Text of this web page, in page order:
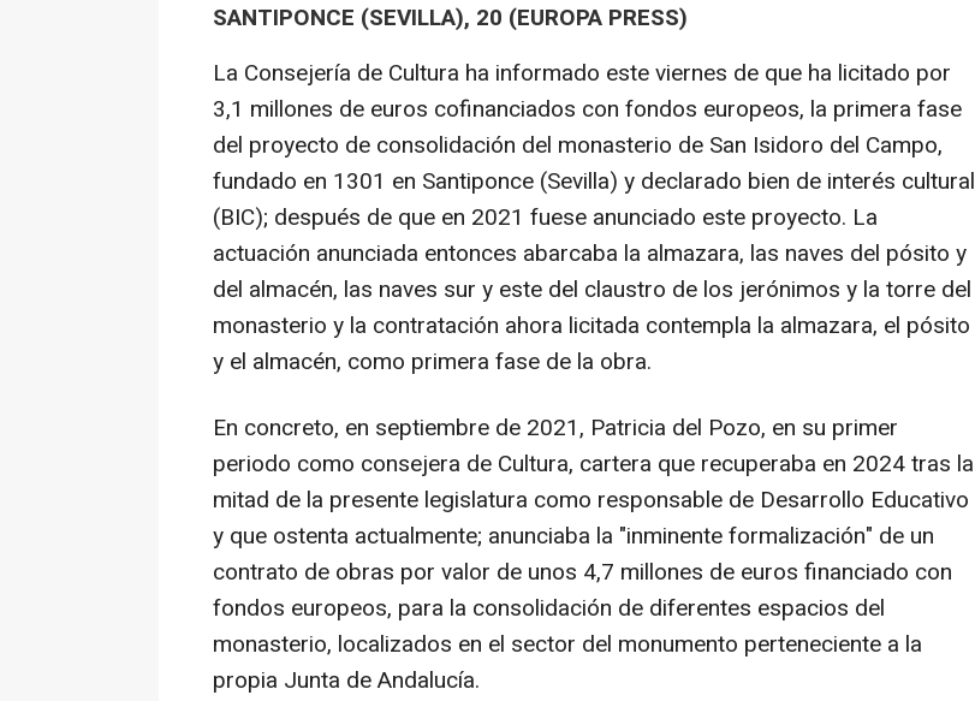
SANTIPONCE (SEVILLA), 20 (EUROPA PRESS)
La Consejería de Cultura ha informado este viernes de que ha licitado por
3,1 millones de euros cofinanciados con fondos europeos, la primera fase
del proyecto de consolidación del monasterio de San Isidoro del Campo,
fundado en 1301 en Santiponce (Sevilla) y declarado bien de interés cultural
(BIC); después de que en 2021 fuese anunciado este proyecto. La
actuación anunciada entonces abarcaba la almazara, las naves del pósito y
del almacén, las naves sur y este del claustro de los jerónimos y la torre del
monasterio y la contratación ahora licitada contempla la almazara, el pósito
y el almacén, como primera fase de la obra.
En concreto, en septiembre de 2021, Patricia del Pozo, en su primer
periodo como consejera de Cultura, cartera que recuperaba en 2024 tras la
mitad de la presente legislatura como responsable de Desarrollo Educativo
y que ostenta actualmente; anunciaba la "inminente formalización" de un
contrato de obras por valor de unos 4,7 millones de euros financiado con
fondos europeos, para la consolidación de diferentes espacios del
monasterio, localizados en el sector del monumento perteneciente a la
propia Junta de Andalucía.